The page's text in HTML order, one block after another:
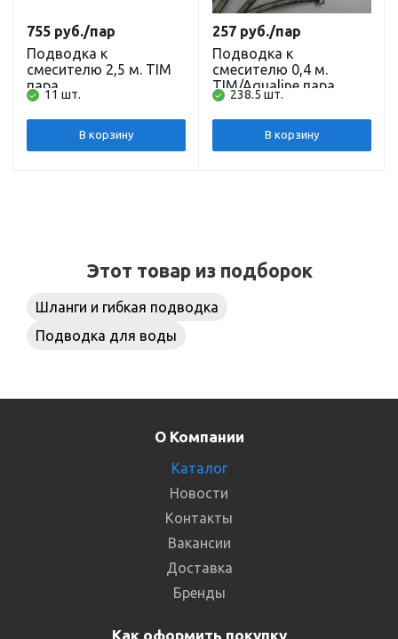
Подводка к
смесителю 2,5 м. TIM
пара
11 шт.
755 руб./пар
В корзину
Подводка к
смесителю 0,4 м.
TIM/Aqualine пара
238.5 шт.
257 руб./пар
В корзину
Этот товар из подборок
Шланги и гибкая подводка
Подводка для воды
О Компании
Каталог
Новости
Контакты
Вакансии
Доставка
Бренды
Как оформить покупку